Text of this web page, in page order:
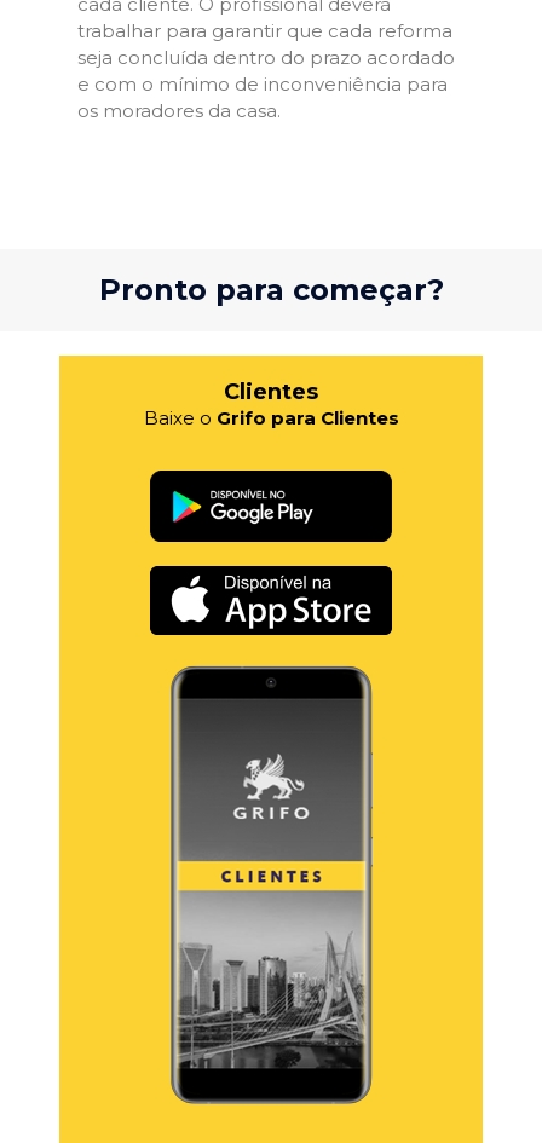
trabalhar para garantir que cada reforma
seja concluída dentro do prazo acordado
e com o mínimo de inconveniência para
os moradores da casa.
Pronto para começar?
Clientes
Baixe o Grifo para Clientes